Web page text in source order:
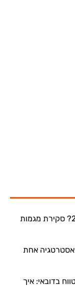
למה בטומי היא יעד ההשקעה החם של 2026? סקירת מגמות
אחת
בדובאי: איך